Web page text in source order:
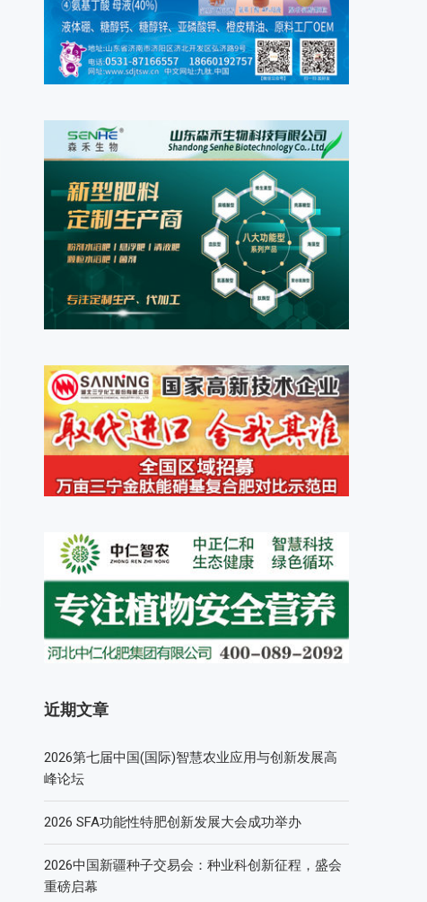
近期文章
2026第七届中国(国际)智慧农业应用与创新发展高
峰论坛
2026 SFA功能性特肥创新发展大会成功举办
2026中国新疆种子交易会：种业科创新征程，盛会
重磅启幕